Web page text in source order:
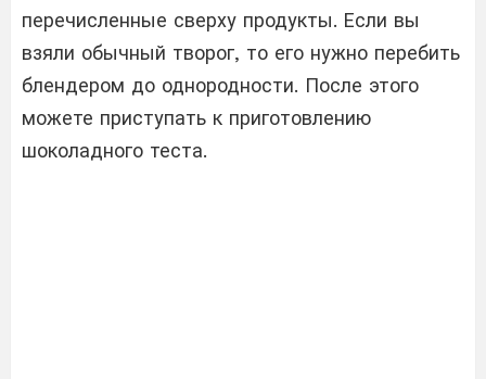
перечисленные сверху продукты. Если вы
взяли обычный творог, то его нужно перебить
блендером до однородности. После этого
можете приступать к приготовлению
шоколадного теста.